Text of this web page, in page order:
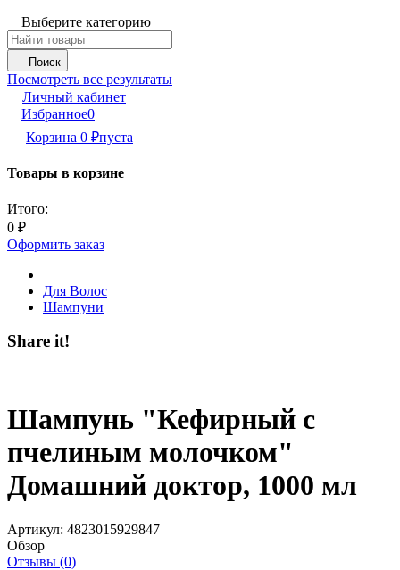
Выберите категорию
Поиск
Посмотреть все результаты
Личный кабинет
Избранное0
Корзина 0 ₽пуста
Товары в корзине
Итого:
0 ₽
Оформить заказ
Для Волос
Шампуни
Share it!
Шампунь "Кефирный с
пчелиным молочком"
Домашний доктор, 1000 мл
Артикул: 4823015929847
Обзор
Отзывы (0)